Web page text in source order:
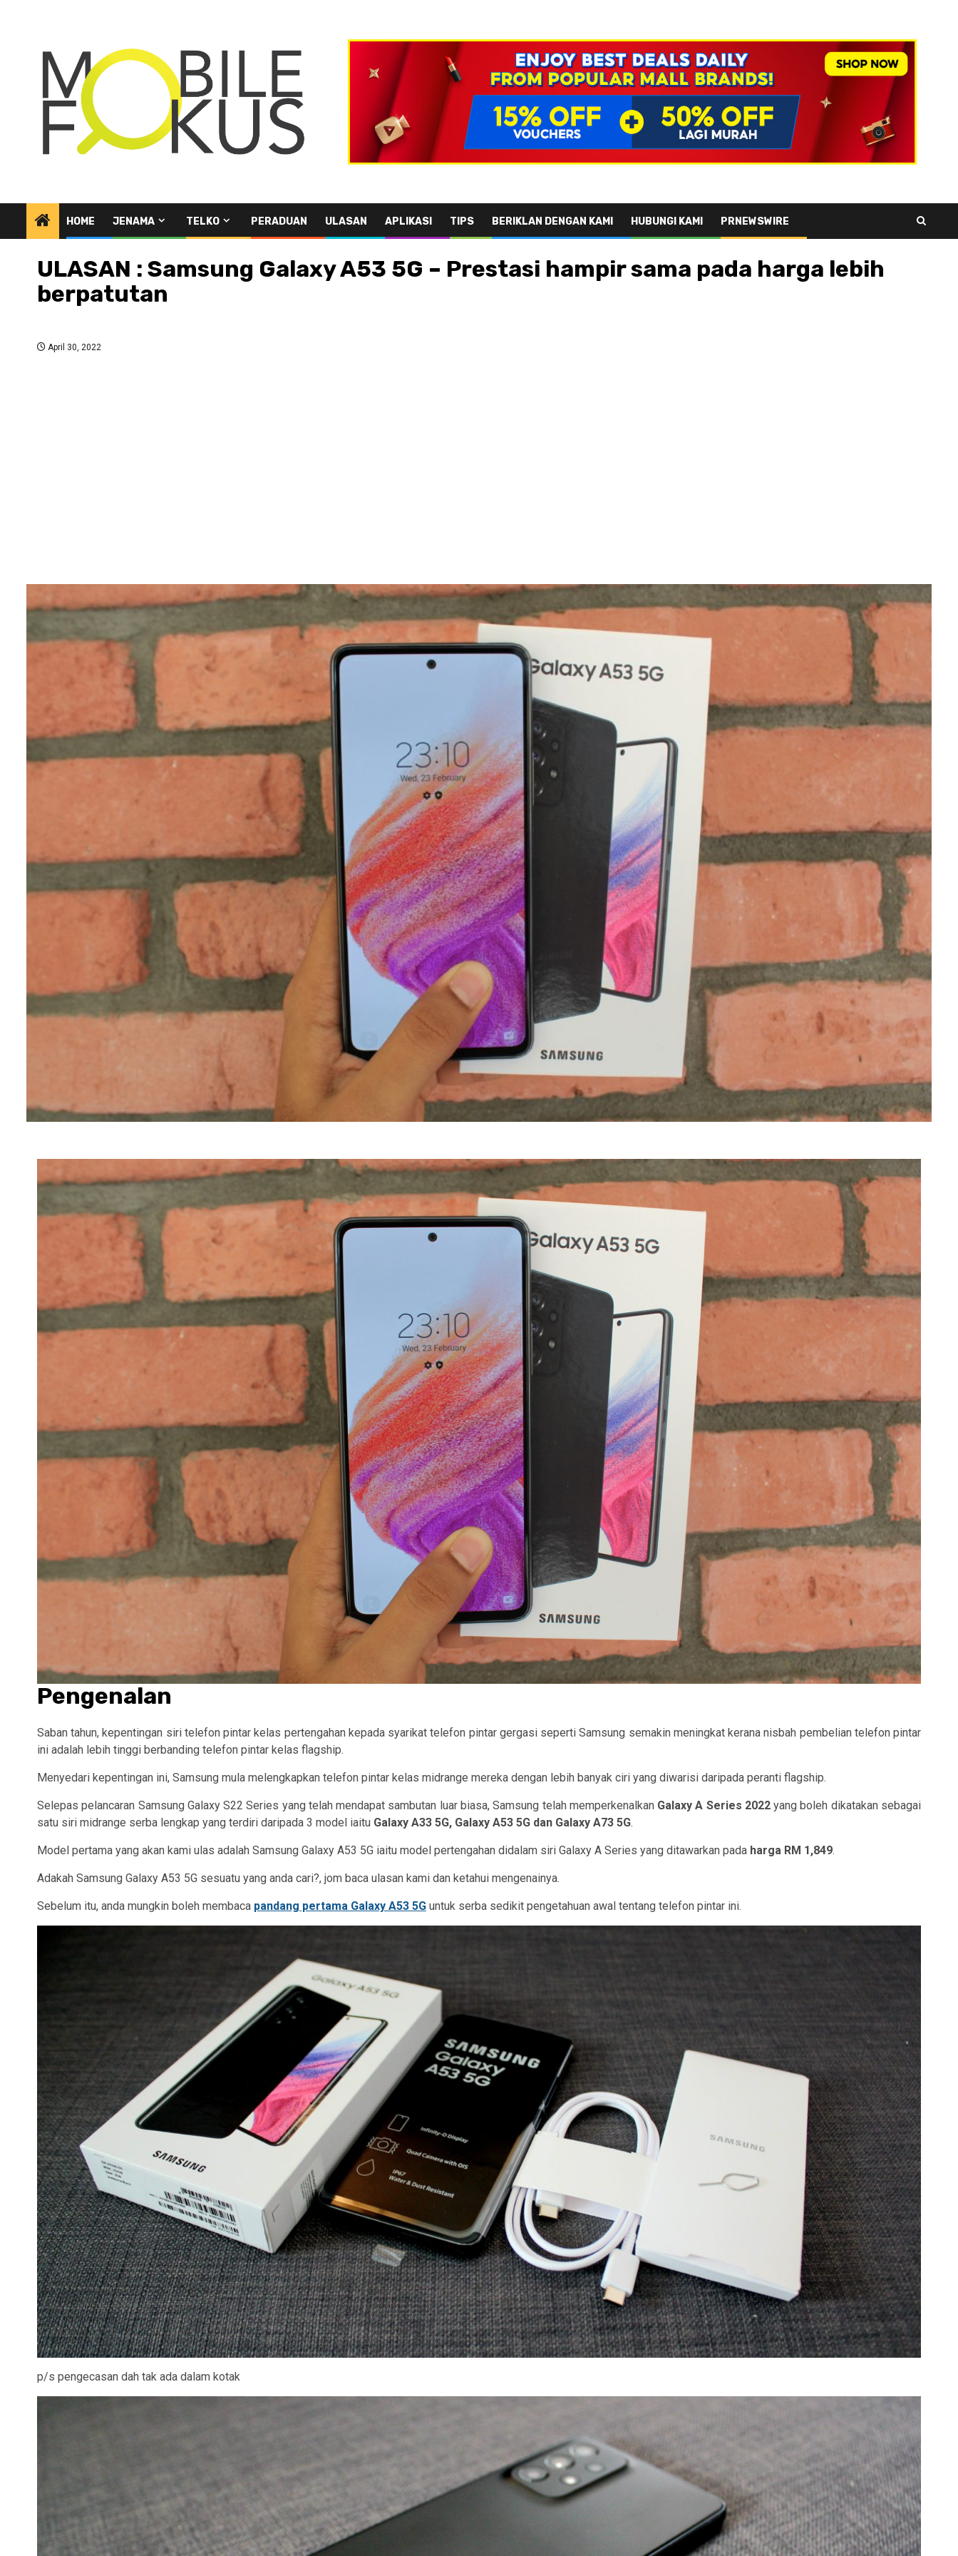
HOME JENAMA TELKO PERADUAN ULASAN APLIKASI TIPS BERIKLAN DENGAN KAMI HUBUNGI KAMI PRNEWSWIRE
ULASAN : Samsung Galaxy A53 5G – Prestasi hampir sama pada harga lebih
berpatutan
April 30, 2022
Pengenalan
Saban tahun, kepentingan siri telefon pintar kelas pertengahan kepada syarikat telefon pintar gergasi seperti Samsung semakin meningkat kerana nisbah pembelian telefon pintar
ini adalah lebih tinggi berbanding telefon pintar kelas flagship.
Menyedari kepentingan ini, Samsung mula melengkapkan telefon pintar kelas midrange mereka dengan lebih banyak ciri yang diwarisi daripada peranti flagship.
Selepas pelancaran Samsung Galaxy S22 Series yang telah mendapat sambutan luar biasa, Samsung telah memperkenalkan Galaxy A Series 2022yang boleh dikatakan sebagai
satu siri midrange serba lengkap yang terdiri daripada 3 model iaitu Galaxy A33 5G, Galaxy A53 5G dan Galaxy A73 5G.
Model pertama yang akan kami ulas adalah Samsung Galaxy A53 5G iaitu model pertengahan didalam siri Galaxy A Series yang ditawarkan pada harga RM 1,849.
Adakah Samsung Galaxy A53 5G sesuatu yang anda cari?, jom baca ulasan kami dan ketahui mengenainya.
Sebelum itu, anda mungkin boleh membaca pandang pertama Galaxy A53 5G untuk serba sedikit pengetahuan awal tentang telefon pintar ini.
p/s pengecasan dah tak ada dalam kotak